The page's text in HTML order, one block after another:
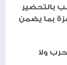
بالتحضير
بما يضمن
ولا